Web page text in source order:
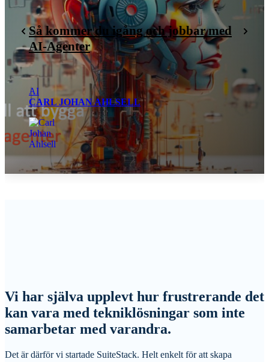
Så kommer du igång och jobbar med
AI-Agenter
AI
CARL JOHAN AHLSELL
Vi har själva upplevt hur frustrerande det
kan vara med tekniklösningar som inte
samarbetar med varandra.
Det är därför vi startade SuiteStack. Helt enkelt för att skapa